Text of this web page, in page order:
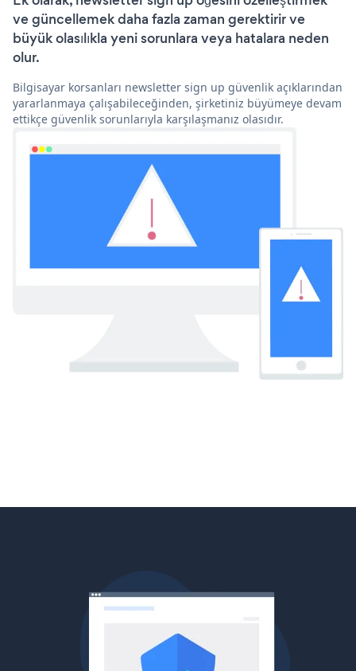
ve güncellemek daha fazla zaman gerektirir ve
büyük olasılıkla yeni sorunlara veya hatalara neden
olur.
Bilgisayar korsanları newsletter sign up güvenlik açıklarından
yararlanmaya çalışabileceğinden, şirketiniz büyümeye devam
ettikçe güvenlik sorunlarıyla karşılaşmanız olasıdır.